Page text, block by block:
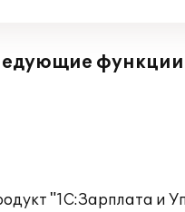
"1С:Зарплата и